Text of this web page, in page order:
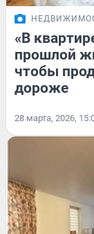
«В
прошлой
чтобы
дороже
28 марта, 2026,